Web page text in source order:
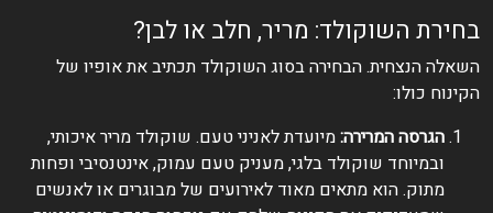
בחירת השוקולד: מריר, חלב או לבן?
השאלה הנצחית. הבחירה בסוג השוקולד תכתיב את אופיו של
הקינוח כולו:
הגרסה המרירה:מיועדת לאניני טעם. שוקולד מריר איכותי,
ובמיוחד שוקולד בלגי, מעניק טעם עמוק, אינטנסיבי ופחות
מתוק. הוא מתאים מאוד לאירועים של מבוגרים או לאנשים